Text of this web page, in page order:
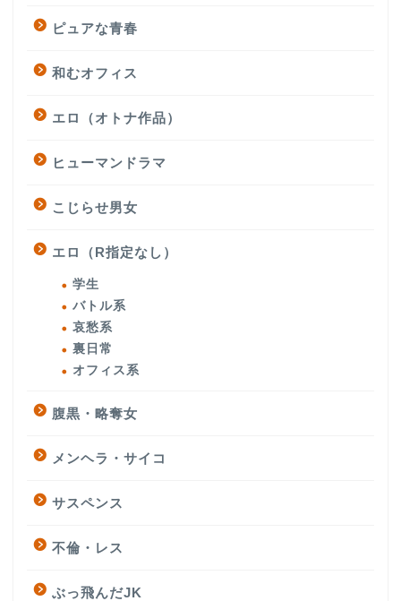
ピュアな青春
和むオフィス
エロ（オトナ作品）
ヒューマンドラマ
こじらせ男女
エロ（R指定なし）
学生
バトル系
哀愁系
裏日常
オフィス系
腹黒・略奪女
メンヘラ・サイコ
サスペンス
不倫・レス
ぶっ飛んだJK